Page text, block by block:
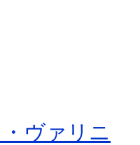
ヴァリニ